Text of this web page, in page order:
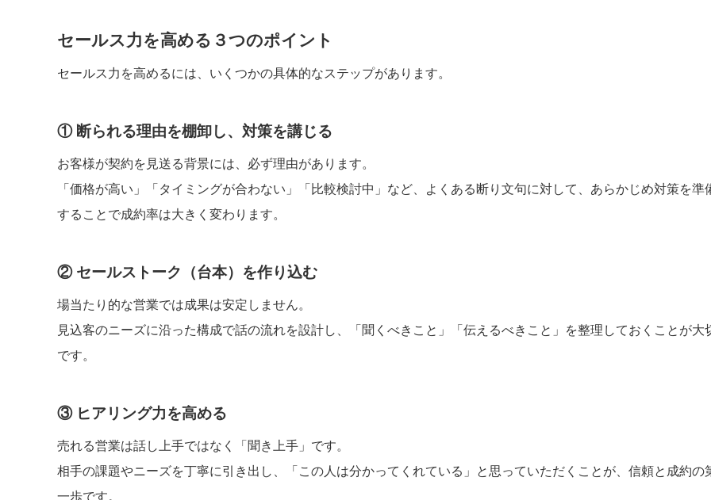
セールス力を高める３つのポイント
セールス力を高めるには、いくつかの具体的なステップがあります。
① 断られる理由を棚卸し、対策を講じる
お客様が契約を見送る背景には、必ず理由があります。
「価格が高い」「タイミングが合わない」「比較検討中」など、よくある断り文句に対して、あらかじめ対策を準
することで成約率は大きく変わります。
② セールストーク（台本）を作り込む
場当たり的な営業では成果は安定しません。
見込客のニーズに沿った構成で話の流れを設計し、「聞くべきこと」「伝えるべきこと」を整理しておくことが大
です。
③ ヒアリング力を高める
売れる営業は話し上手ではなく「聞き上手」です。
相手の課題やニーズを丁寧に引き出し、「この人は分かってくれている」と思っていただくことが、信頼と成約の
一歩です。